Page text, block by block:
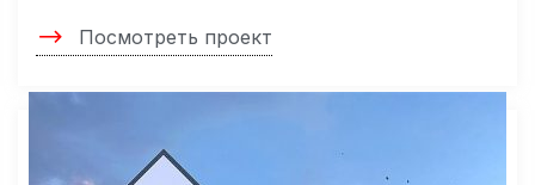
Посмотреть проект